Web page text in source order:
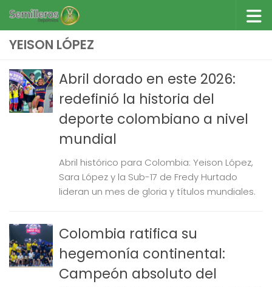
Saltar al contenido
YEISON LÓPEZ
Abril dorado en este 2026:
redefinió la historia del
deporte colombiano a nivel
mundial
Abril histórico para Colombia: Yeison López,
Sara López y la Sub-17 de Fredy Hurtado
lideran un mes de gloria y títulos mundiales.
Colombia ratifica su
hegemonía continental:
Campeón absoluto del